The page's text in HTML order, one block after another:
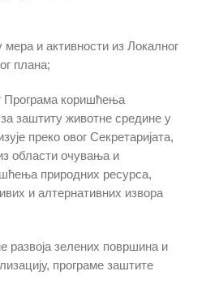
мера и активности из Локалног
плана;
Програма коришћења
заштиту животне средине у
преко овог Секретаријата,
области очувања и
природних ресурса,
и алтернативних извора
развоја зелених површина и
програме заштите